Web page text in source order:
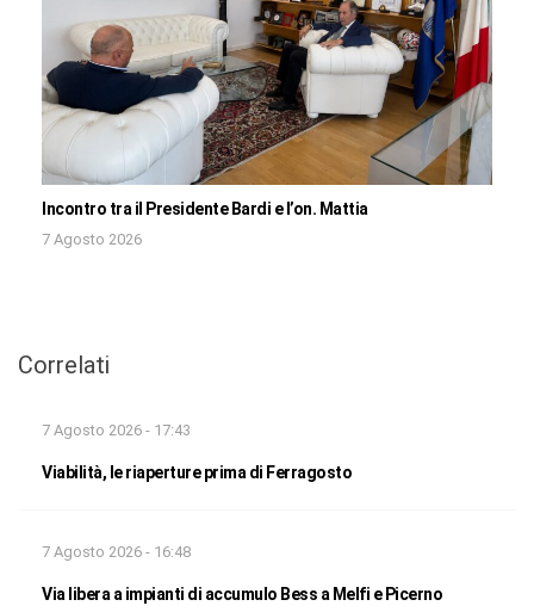
Incontro tra il Presidente Bardi e l’on. Mattia
7 Agosto 2026
Correlati
7 Agosto 2026 - 17:43
Viabilità, le riaperture prima di Ferragosto
7 Agosto 2026 - 16:48
Via libera a impianti di accumulo Bess a Melfi e Picerno